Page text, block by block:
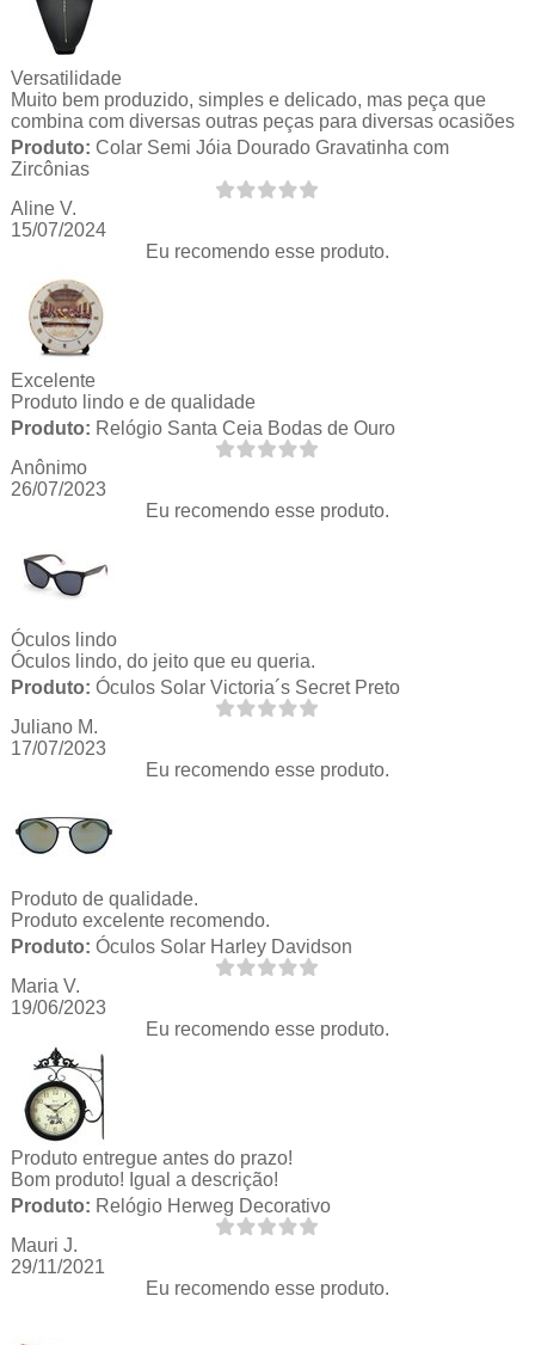
Versatilidade
Muito bem produzido, simples e delicado, mas peça que
combina com diversas outras peças para diversas ocasiões
Produto: Colar Semi Jóia Dourado Gravatinha com
Zircônias
Aline V.
15/07/2024
Eu recomendo esse produto.
Excelente
Produto lindo e de qualidade
Produto: Relógio Santa Ceia Bodas de Ouro
Anônimo
26/07/2023
Eu recomendo esse produto.
Óculos lindo
Óculos lindo, do jeito que eu queria.
Produto: Óculos Solar Victoria´s Secret Preto
Juliano M.
17/07/2023
Eu recomendo esse produto.
Produto de qualidade.
Produto excelente recomendo.
Produto: Óculos Solar Harley Davidson
Maria V.
19/06/2023
Eu recomendo esse produto.
Produto entregue antes do prazo!
Bom produto! Igual a descrição!
Produto: Relógio Herweg Decorativo
Mauri J.
29/11/2021
Eu recomendo esse produto.